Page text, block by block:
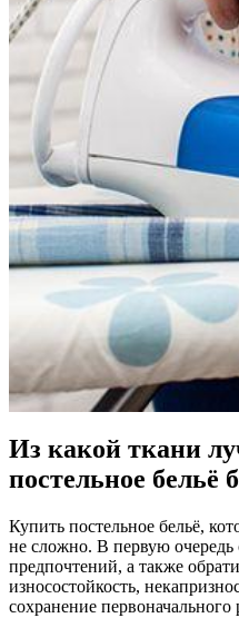
Из какой ткани
постельное бельё
Купить постельное бельё,
не сложно. В первую очередь
предпочтений, а также
износостойкость,
сохранение первоначального